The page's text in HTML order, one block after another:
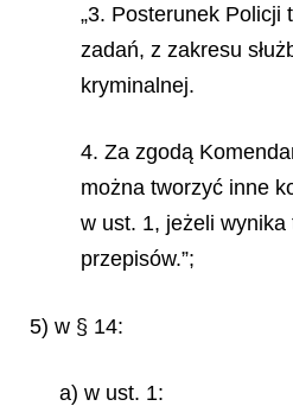
„3. Posterunek Policji
zadań, z zakresu
kryminalnej.
4. Za zgodą
można tworzyć inne
w ust. 1, jeżeli wynika
przepisów.”;
5) w § 14:
a) w ust. 1: